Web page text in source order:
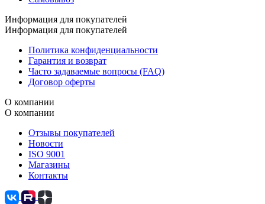
Информация для покупателей
Информация для покупателей
Политика конфиденциальности
Гарантия и возврат
Часто задаваемые вопросы (FAQ)
Договор оферты
О компании
О компании
Отзывы покупателей
Новости
ISO 9001
Магазины
Контакты